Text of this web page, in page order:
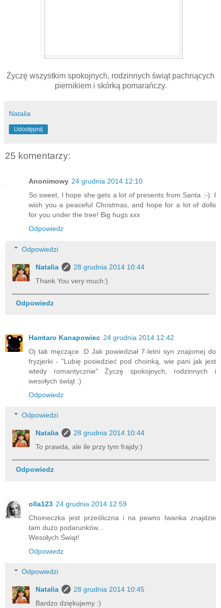
Życzę wszystkim spokojnych, rodzinnych świąt pachnących
piernikiem i skórką pomarańczy.
Natalia
Udostępnij
25 komentarzy:
Anonimowy 24 grudnia 2014 12:10
So sweet, I hope she gets a lot of presents from Santa :-). I
wish you a peaceful Christmas, and hope for a lot of dolls
for you under the tree! Big hugs xxx
Odpowiedz
Odpowiedzi
Natalia
28 grudnia 2014 10:44
Thank You very much:)
Odpowiedz
Hamtaro Kanapowiec 24 grudnia 2014 12:42
Oj tak męczące :D Jak powiedział 7-letni syn znajomej do
fryzjerki - "Lubię posiedzieć pod choinką, wie pani jak jest
wtedy romantycznie" Życzę spokojnych, rodzinnych i
wesołych świąt :)
Odpowiedz
Odpowiedzi
Natalia
28 grudnia 2014 10:44
To prawda, ale ile przy tym frajdy:)
Odpowiedz
olla123 24 grudnia 2014 12:59
Choineczka jest prześliczna i na pewno Iwanka znajdzie
tam dużo podarunków...
Wesołych Świąt!
Odpowiedz
Odpowiedzi
Natalia
28 grudnia 2014 10:45
Bardzo dziękujemy :)